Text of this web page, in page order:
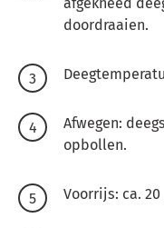
doordraaien.
Afwegen:
opbollen.
Voorrijs: ca.